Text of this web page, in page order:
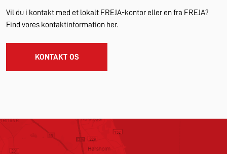
Vil du i kontakt med et lokalt FREJA-kontor eller en fra FREJA?
Find vores kontaktinformation her.
KONTAKT OS